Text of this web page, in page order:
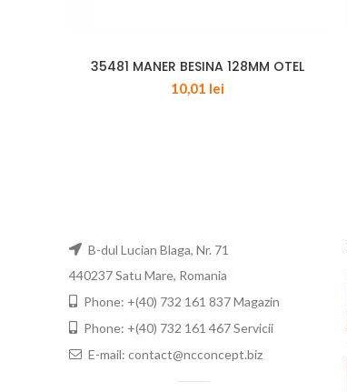
35481 MANER BESINA 128MM OTEL
10,01 lei
B-dul Lucian Blaga, Nr. 71
440237 Satu Mare, Romania
Phone: +(40) 732 161 837 Magazin
Phone: +(40) 732 161 467 Servicii
E-mail: contact@ncconcept.biz